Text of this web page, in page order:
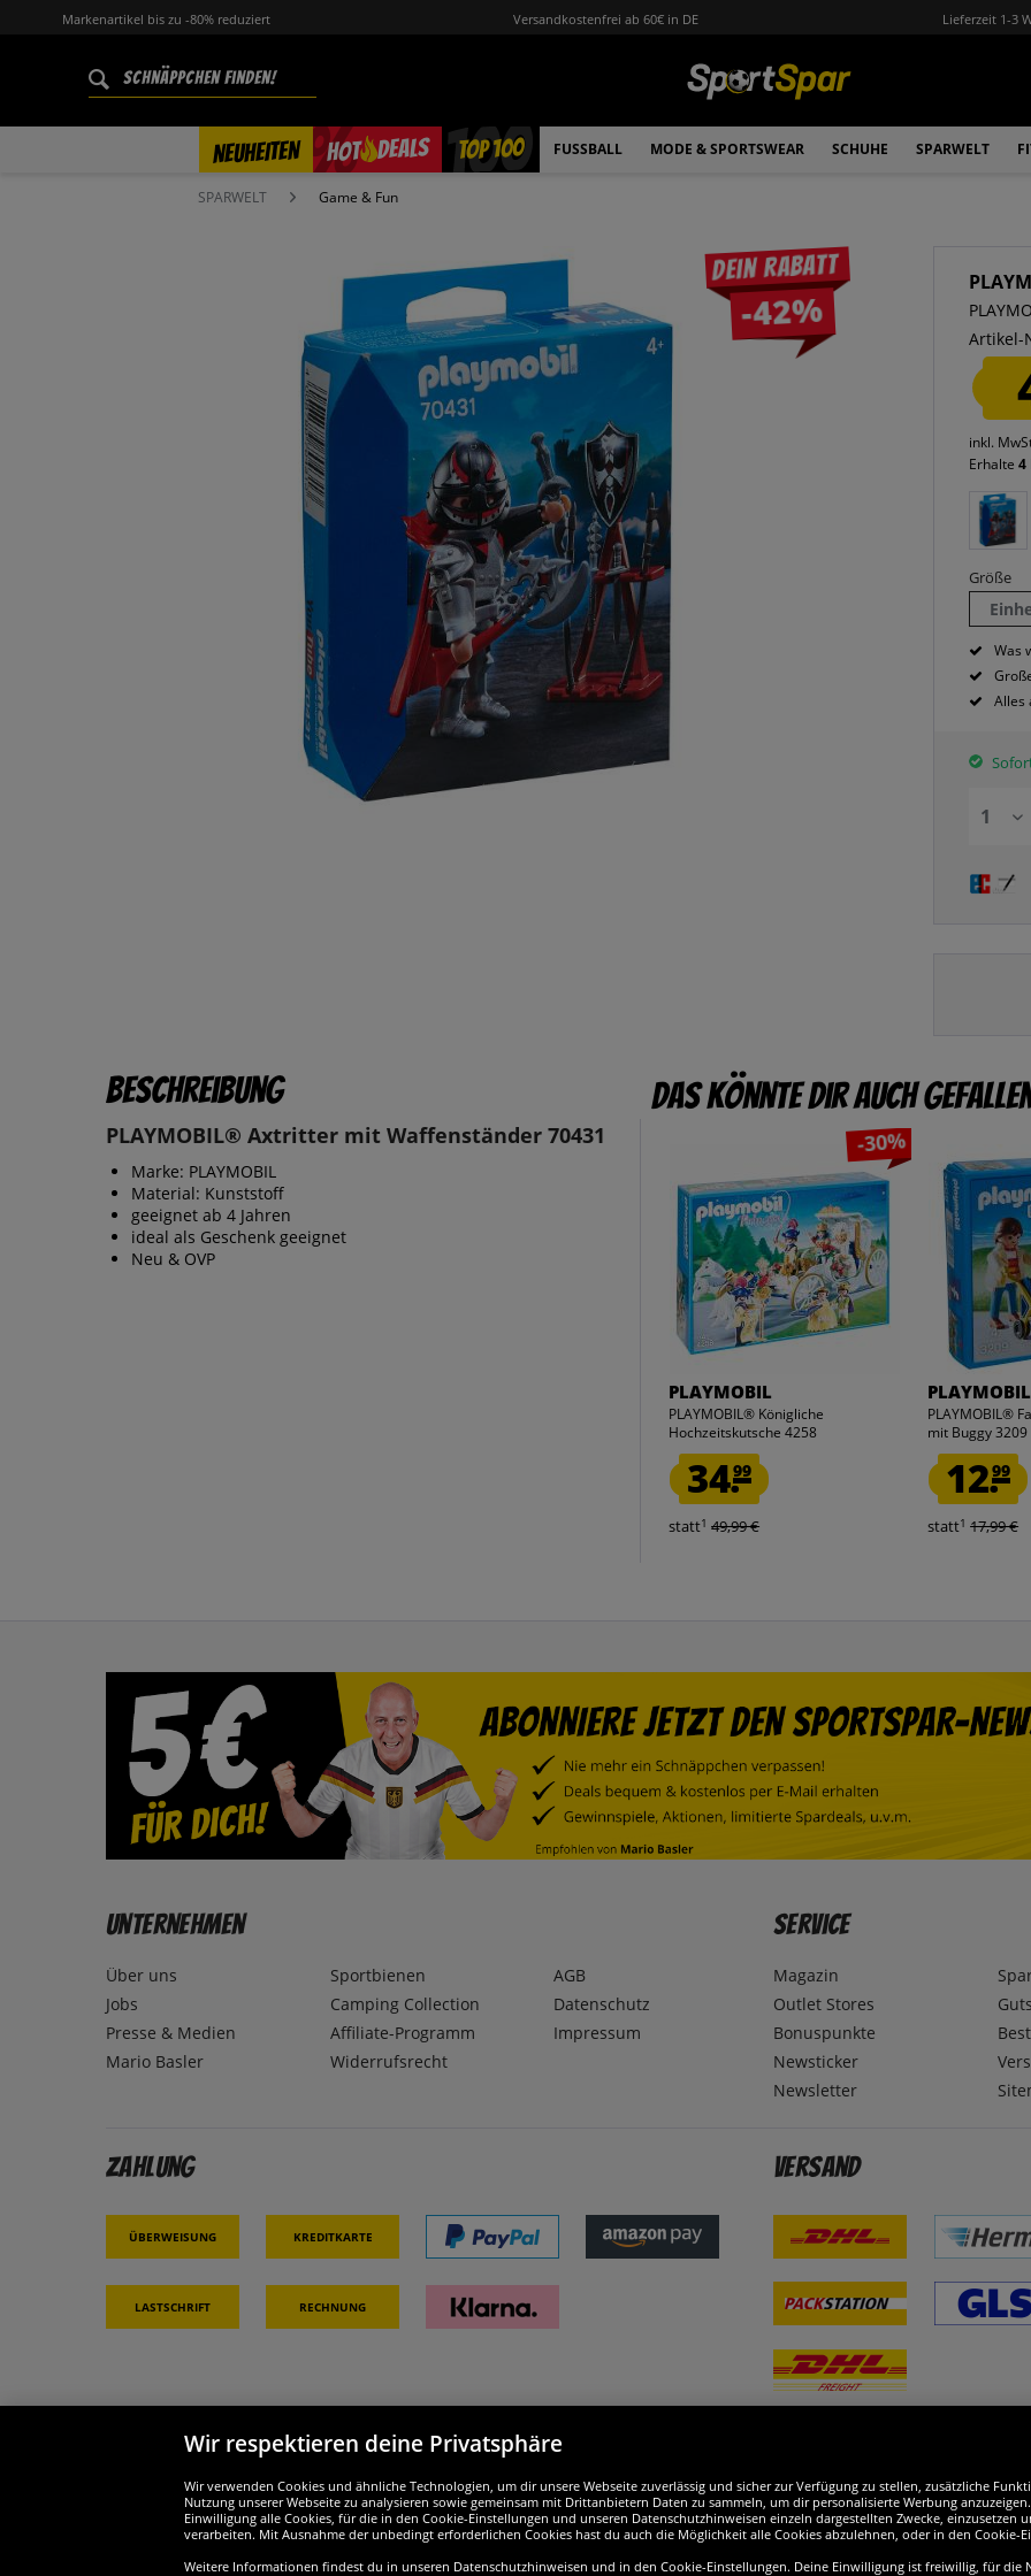
Markenartikel bis zu -80% reduziert Versandkostenfrei ab 60€ in DE Lieferzeit 1-3
NEUHEITEN HOT DEALS
% TOP 100 FUSSBALL MODE & SPORTSWEAR SCHUHE SPARWELT
SPARWELT Game & Fun
Dein Rabatt
-42%
Artikel-
inkl.
Erhalte4
Größe
Was
Alles
Beschreibung
PLAYMOBIL® Axtritter mit Waffenständer 70431
Marke: PLAYMOBIL
Material: Kunststoff
geeignet ab 4 Jahren
ideal als Geschenk geeignet
Neu & OVP
Das könnte dir auch
-30%
PLAYMOBIL
PLAYMOBIL® Königliche
Hochzeitskutsche 4258
34.99
statt1 49,99 €
PLAYMOBIL
PLAYMOBIL®
mit Buggy 3209
12.99
statt1 17,99 €
Unternehmen
Über uns
Jobs
Presse & Medien
Mario Basler
Sportbienen
Camping Collection
Affiliate-Programm
Widerrufsrecht
AGB
Datenschutz
Impressum
Service
Magazin
Outlet Stores
Bonuspunkte
Newsticker
Newsletter
Zahlung
Überweisung Kreditkarte
Lastschrift Rechnung
Versand
Partner & Sicherheit Wir sind ausgezeichnet
Wir respektieren deine Privatsphäre
Wir verwenden Cookies und ähnliche Technologien, um dir unsere Webseite zuverlässig und sicher zur Verfügung zu stellen, zusätzliche
Nutzung unserer Webseite zu analysieren sowie gemeinsam mit Drittanbietern Daten zu sammeln, um dir personalisierte Werbung
Einwilligung alle Cookies, für die in den Cookie-Einstellungen und unseren Datenschutzhinweisen einzeln dargestellten Zwecke,
verarbeiten. Mit Ausnahme der unbedingt erforderlichen Cookies hast du auch die Möglichkeit alle Cookies abzulehnen, oder in den Cookie-
Weitere Informationen findest du in unseren Datenschutzhinweisen und in den Cookie-Einstellungen. Deine Einwilligung ist freiwillig, für die